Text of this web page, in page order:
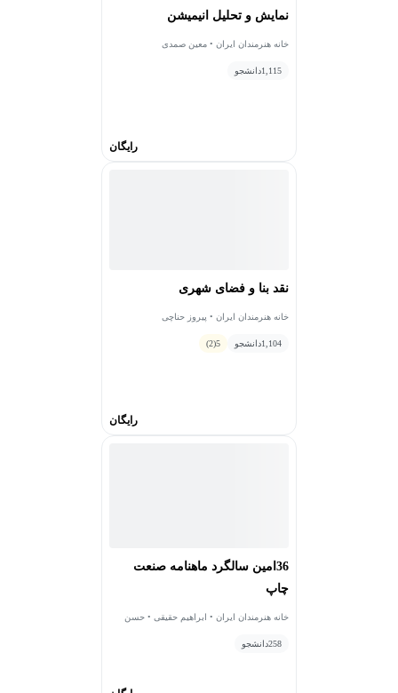
نمایش و تحلیل انیمیشن
خانه هنرمندان ایران • معین صمدی
1,115دانشجو
رایگان
نقد بنا و فضای شهری
خانه هنرمندان ایران • پیروز حناچی
1,104دانشجو 5
(2)
رایگان
36امین سالگرد ماهنامه صنعت
چاپ
خانه هنرمندان ایران • ابراهیم حقیقی • حسن
258دانشجو